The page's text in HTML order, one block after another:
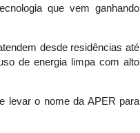
que vem ganhando
desde residências até
de energia limpa com alto
levar o nome da APER para